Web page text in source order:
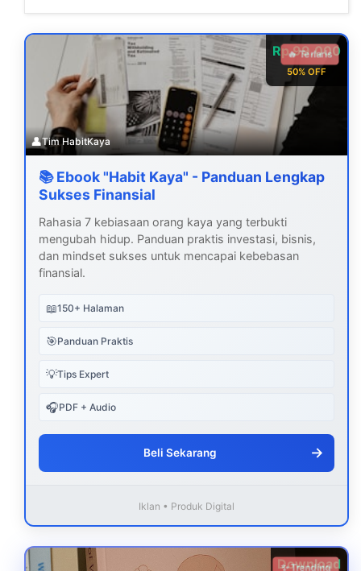
Rp 99.000
50% OFF
🔥 Terlaris
👤Tim HabitKaya
📚 Ebook "Habit Kaya" - Panduan Lengkap
Sukses Finansial
Rahasia 7 kebiasaan orang kaya yang terbukti
mengubah hidup. Panduan praktis investasi, bisnis,
dan mindset sukses untuk mencapai kebebasan
finansial.
📖150+ Halaman
🎯Panduan Praktis
💡Tips Expert
🎧PDF + Audio
Beli Sekarang →
Iklan • Produk Digital
Download
✨ Trending